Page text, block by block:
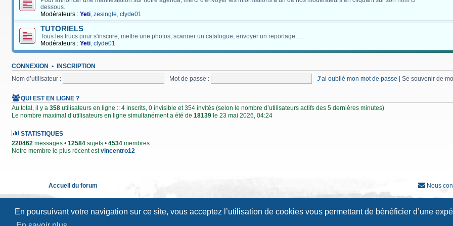
En poursuivant votre navigation sur ce site, vous acceptez l’utilisation de cookies vous permettant de bénéficier d’une
dessous.
Modérateurs : Yeti, zesingle, clyde01
TUTORIELS
Tous les trucs pour s'inscrire, mettre une photos, scanner un catalogue, envoyer un reportage .....
Modérateurs : Yeti, clyde01
CONNEXION • INSCRIPTION
Nom d’utilisateur : Mot de passe : J’ai oublié mon mot de passe | Se souvenir de
QUI EST EN LIGNE ?
Au total, il y a 358 utilisateurs en ligne :: 4 inscrits, 0 invisible et 354 invités (selon le nombre d’utilisateurs actifs des 5 dernières minutes)
Le nombre maximal d’utilisateurs en ligne simultanément a été de 18139 le 23 mai 2026, 04:24
STATISTIQUES
220462 messages • 12584 sujets • 4534 membres
Notre membre le plus récent estvincentro12
Accueil du forum Nous
Traduction française officielle©Qiaeru